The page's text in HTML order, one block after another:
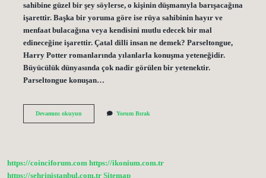
sahibine güzel bir şey söylerse, o kişinin düşmanıyla barışacağına
işarettir. Başka bir yoruma göre ise rüya sahibinin hayır ve
menfaat bulacağına veya kendisini mutlu edecek bir mal
edineceğine işarettir. Çatal dilli insan ne demek? Parseltongue,
Harry Potter romanlarında yılanlarla konuşma yeteneğidir.
Büyücülük dünyasında çok nadir görülen bir yetenektir.
Parseltongue konuşan…
Devamını okuyunYılan
Yorum Bırak
https://coinciforum.com https://ikonium.com.tr
https://sehrinistanbul.com.tr Sitemap